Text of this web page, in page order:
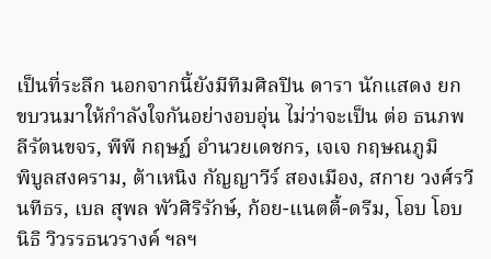
เป็นที่ระลึก นอกจากนี้ยังมีทีมศิลปิน ดารา นักแสดง ยก
ขบวนมาให้กำลังใจกันอย่างอบอุ่น ไม่ว่าจะเป็น ต่อ ธนภพ
ลีรัตนขจร, พีพี กฤษฏ์ อำนวยเดชกร, เจเจ กฤษณภูมิ
พิบูลสงคราม, ต้าเหนิง กัญญาวีร์ สองเมือง, สกาย วงศ์รวี
นทีธร, เบล สุพล พัวศิริรักษ์, ก้อย-แนตตี้-ดรีม, โอบ โอบ
นิธิ วิวรรธนวรางค์ ฯลฯ